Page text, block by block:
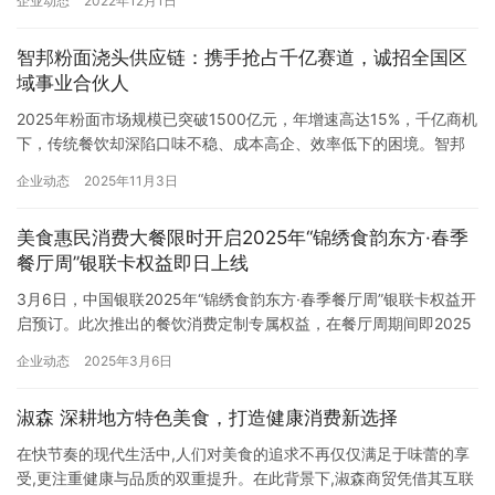
奖名单,备受纺织和服装行业瞩目。 该年度奖项旨在表彰品牌和设计
智邦粉面浇头供应链：携手抢占千亿赛道，诚招全国区
域事业合伙人
2025年粉面市场规模已突破1500亿元，年增速高达15%，千亿商机
下，传统餐饮却深陷口味不稳、成本高企、效率低下的困境。智邦
键，现开放全国区域事业合伙人招募，邀您共掌餐饮供应链黄金风
于东莞市智邦食品有限公司，是专注于粉面领域的食品综合服务…
企业动态 2025年11月3日
美食惠民消费大餐限时开启2025年“锦绣食韵东方·春季
餐厅周”银联卡权益即日上线
3月6日，中国银联2025年“锦绣食韵东方·春季餐厅周”银联卡权益开
启预订。此次推出的餐饮消费定制专属权益，在餐厅周期间即2025
体验，助力持续释放餐饮消费潜力。 聚焦优质餐饮消费场景，“锦绣
水75折优惠，以及“宠物友好、年长者定制化养…
企业动态 2025年3月6日
淑森 深耕地方特色美食，打造健康消费新选择
在快节奏的现代生活中,人们对美食的追求不再仅仅满足于味蕾的享
受,更注重健康与品质的双重提升。在此背景下,淑森商贸凭借其互联